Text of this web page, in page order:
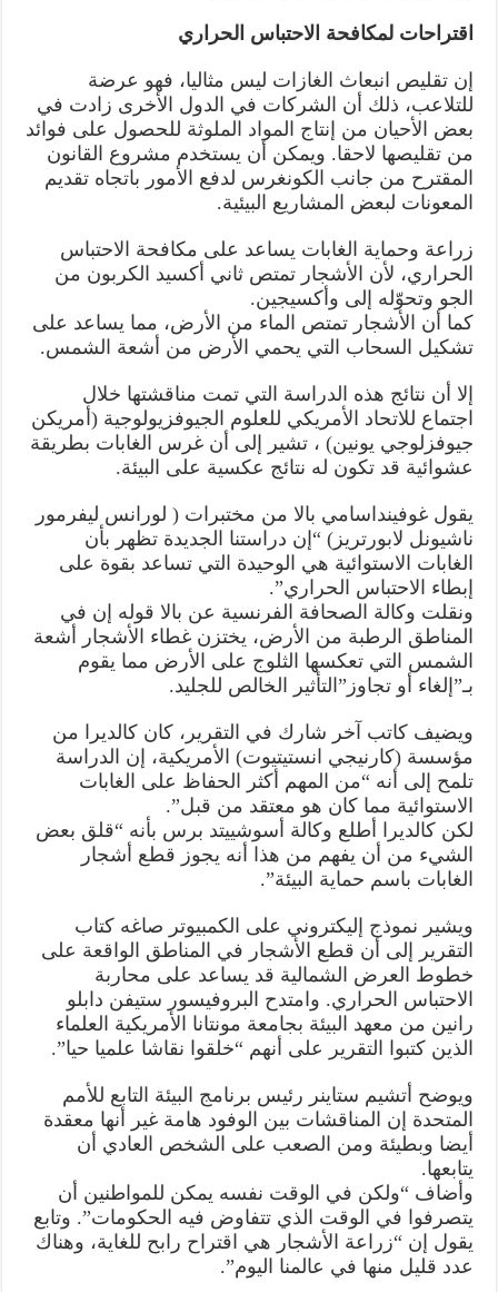
اقتراحات لمكافحة الاحتباس الحراري
إن تقليص انبعاث الغازات ليس مثاليا، فهو عرضة
للتلاعب، ذلك أن الشركات في الدول الأخرى زادت في
بعض الأحيان من إنتاج المواد الملوثة للحصول على فوائد
من تقليصها لاحقا. ويمكن أن يستخدم مشروع القانون
المقترح من جانب الكونغرس لدفع الأمور باتجاه تقديم
المعونات لبعض المشاريع البيئية.
زراعة وحماية الغابات يساعد على مكافحة الاحتباس
الحراري، لأن الأشجار تمتص ثاني أكسيد الكربون من
الجو وتحوّله إلى وأكسيجين.
كما أن الأشجار تمتص الماء من الأرض، مما يساعد على
تشكيل السحاب التي يحمي الأرض من أشعة الشمس.
إلا أن نتائج هذه الدراسة التي تمت مناقشتها خلال
اجتماع للاتحاد الأمريكي للعلوم الجيوفزيولوجية (أمريكن
جيوفزلوجي يونين) ، تشير إلى أن غرس الغابات بطريقة
عشوائية قد تكون له نتائج عكسية على البيئة.
يقول غوفينداسامي بالا من مختبرات ( لورانس ليفرمور
ناشيونل لابورتريز) “إن دراستنا الجديدة تظهر بأن
الغابات الاستوائية هي الوحيدة التي تساعد بقوة على
إبطاء الاحتباس الحراري”.
ونقلت وكالة الصحافة الفرنسية عن بالا قوله إن في
المناطق الرطبة من الأرض، يختزن غطاء الأشجار أشعة
الشمس التي تعكسها الثلوج على الأرض مما يقوم
بـ”إلغاء أو تجاوز”التأثير الخالص للجليد.
ويضيف كاتب آخر شارك في التقرير، كان كالديرا من
مؤسسة (كارنيجي انستيتيوت) الأمريكية، إن الدراسة
تلمح إلى أنه “من المهم أكثر الحفاظ على الغابات
الاستوائية مما كان هو معتقد من قبل”.
لكن كالديرا أطلع وكالة أسوشييتد برس بأنه “قلق بعض
الشيء من أن يفهم من هذا أنه يجوز قطع أشجار
الغابات باسم حماية البيئة”.
ويشير نموذج إليكتروني على الكمبيوتر صاغه كتاب
التقرير إلى أن قطع الأشجار في المناطق الواقعة على
خطوط العرض الشمالية قد يساعد على محاربة
الاحتباس الحراري. وامتدح البروفيسور ستيفن دابلو
رانين من معهد البيئة بجامعة مونتانا الأمريكية العلماء
الذين كتبوا التقرير على أنهم “خلقوا نقاشا علميا حيا”.
ويوضح أتشيم ستاينر رئيس برنامج البيئة التابع للأمم
المتحدة إن المناقشات بين الوفود هامة غير أنها معقدة
أيضا وبطيئة ومن الصعب على الشخص العادي أن
يتابعها.
وأضاف “ولكن في الوقت نفسه يمكن للمواطنين أن
يتصرفوا في الوقت الذي تتفاوض فيه الحكومات”. وتابع
يقول إن “زراعة الأشجار هي اقتراح رابح للغاية، وهناك
عدد قليل منها في عالمنا اليوم”.